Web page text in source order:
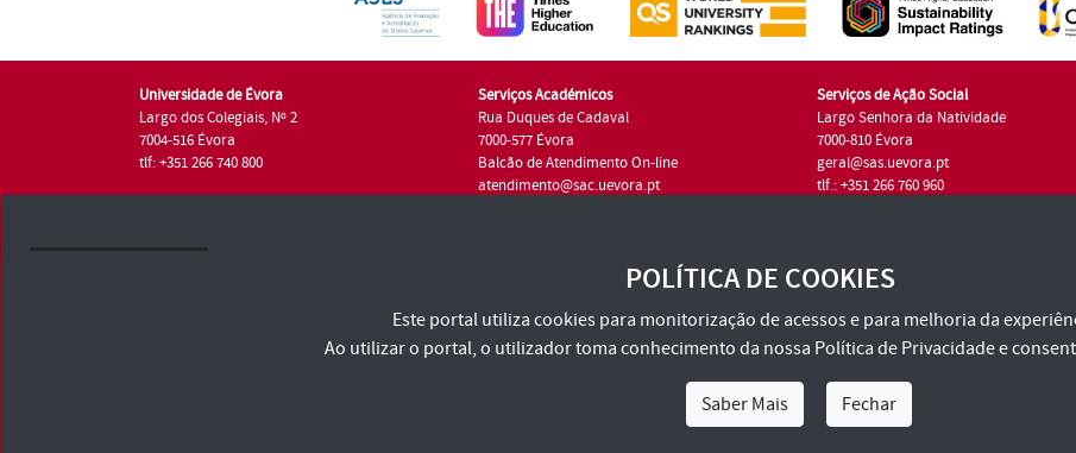
Universidade de Évora
Largo dos Colegiais, Nº 2
7004-516 Évora
tlf: +351 266 740 800
Serviços Académicos
Rua Duques de Cadaval
7000-577 Évora
Balcão de Atendimento On-line
atendimento@sac.uevora.pt
Serviços de Ação Social
Largo Senhora da Natividade
7000-810 Évora
geral@sas.uevora.pt
tlf.: +351 266 760 960
Consulte os Termos e Condições e Política de Privacidade
POLÍTICA DE COOKIES
Este portal utiliza cookies para monitorização de acessos e para melhoria da
Ao utilizar o portal, o utilizador toma conhecimento da nossa Política de Privacidadee
Saber Mais Fechar